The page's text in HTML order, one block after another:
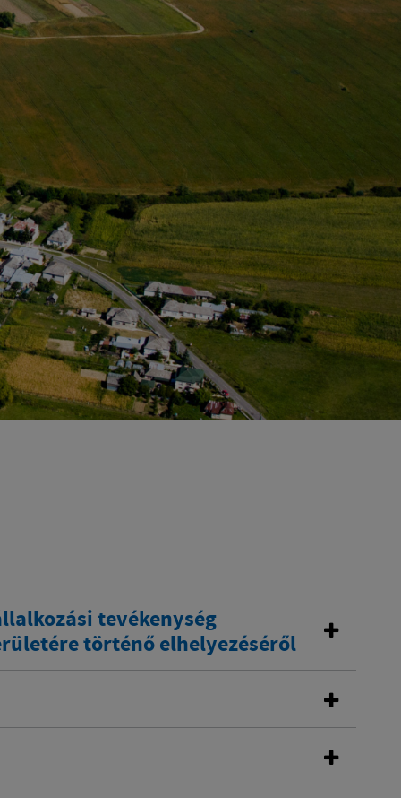
tevékenység
történő elhelyezéséről